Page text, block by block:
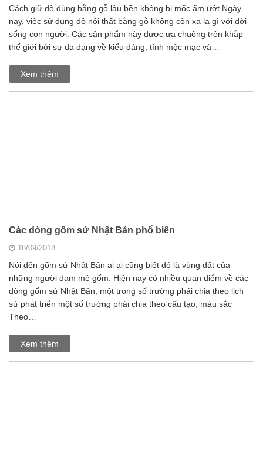
Cách giữ đồ dùng bằng gỗ lâu bền không bị mốc ẩm ướt Ngày
nay, việc sử dụng đồ nội thất bằng gỗ không còn xa lạ gì với đời
sống con người. Các sản phẩm này được ưa chuộng trên khắp
thế giới bởi sự đa dạng về kiểu dáng, tính mộc mạc và…
Xem thêm
Các dòng gốm sứ Nhật Bản phổ biến
18/09/2018
Nói đến gốm sứ Nhật Bản ai ai cũng biết đó là vùng đất của
những người đam mê gốm. Hiện nay có nhiều quan điểm về các
dòng gốm sứ Nhật Bản, một trong số trường phái chia theo lịch
sử phát triển một số trường phái chia theo cấu tạo, màu sắc
Theo…
Xem thêm